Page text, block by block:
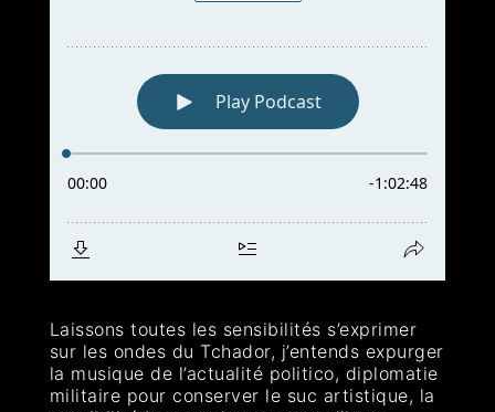
Laissons toutes les sensibilités s’exprimer
sur les ondes du Tchador, j’entends expurger
la musique de l’actualité politico, diplomatie
militaire pour conserver le suc artistique, la